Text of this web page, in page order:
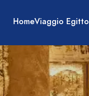
HomeViaggio Egitto